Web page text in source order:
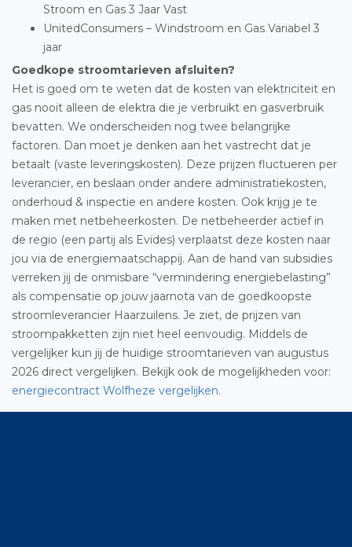
Stroom en Gas 3 Jaar Vast
UnitedConsumers – Windstroom en Gas Variabel 3
jaar
Goedkope stroomtarieven afsluiten?
Het is goed om te weten dat de kosten van elektriciteit en
gas nooit alleen de elektra die je verbruikt en gasverbruik
bevatten. We onderscheiden nog twee belangrijke
factoren. Dan moet je denken aan het vastrecht dat je
betaalt (vaste leveringskosten). Deze prijzen fluctueren per
leverancier, en beslaan onder andere administratiekosten,
onderhoud & inspectie en andere kosten. Ook krijg je te
maken met netbeheerkosten. De netbeheerder actief in
de regio (een partij als Evides) verplaatst deze kosten naar
jou via de energiemaatschappij. Aan de hand van subsidies
verreken jij de onmisbare “vermindering energiebelasting”
als compensatie op jouw jaarnota van de goedkoopste
stroomleverancier Haarzuilens. Je ziet, de prijzen van
stroompakketten zijn niet heel eenvoudig. Middels de
vergelijker kun jij de huidige stroomtarieven van augustus
2026 direct vergelijken. Bekijk ook de mogelijkheden voor:
energiecontract Wolfheze vergelijken.